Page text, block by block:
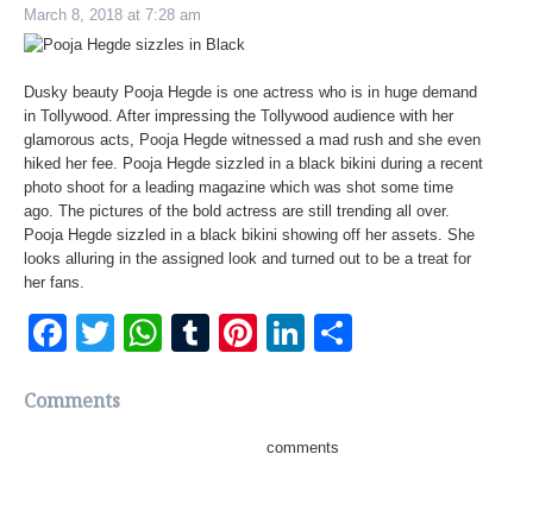
March 8, 2018 at 7:28 am
Dusky beauty Pooja Hegde is one actress who is in huge demand
in Tollywood. After impressing the Tollywood audience with her
glamorous acts, Pooja Hegde witnessed a mad rush and she even
hiked her fee. Pooja Hegde sizzled in a black bikini during a recent
photo shoot for a leading magazine which was shot some time
ago. The pictures of the bold actress are still trending all over.
Pooja Hegde sizzled in a black bikini showing off her assets. She
looks alluring in the assigned look and turned out to be a treat for
her fans.
Facebook
TwitterWhatsApp
TumblrPinterest
LinkedIn
Comments
comments